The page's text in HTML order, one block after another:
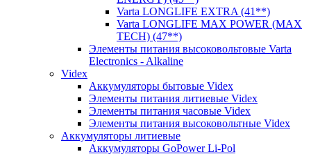
Varta LONGLIFE EXTRA (41**)
Varta LONGLIFE MAX POWER (MAX
TECH) (47**)
Элементы питания высоковольтовые Varta
Electronics - Alkaline
Videx
Аккумуляторы бытовые Videx
Элементы питания литиевые Videx
Элементы питания часовые Videx
Элементы питания высоковольтные Videx
Аккумуляторы литиевые
Аккумуляторы GoPower Li-Pol